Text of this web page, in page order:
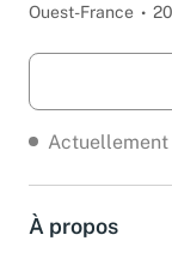
Ouest-France
À propos